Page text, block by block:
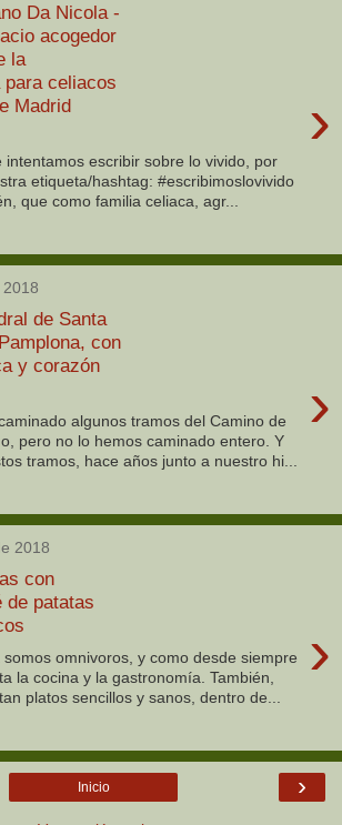
Da Nicola -
acogedor
la
celiacos
Madrid
›
intentamos escribir sobre lo vivido, por
etiqueta/hashtag: #escribimoslovivido
que como familia celiaca, agr...
de Santa
con
y corazón
›
algunos tramos del Camino de
pero no lo hemos caminado entero. Y
tramos, hace años junto a nuestro hi...
2018
con
de patatas
›
somos omnivoros, y como desde siempre
la cocina y la gastronomía. También,
platos sencillos y sanos, dentro de...
›
Inicio